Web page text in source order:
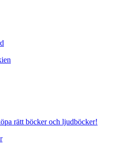
rätt böcker och ljudböcker!